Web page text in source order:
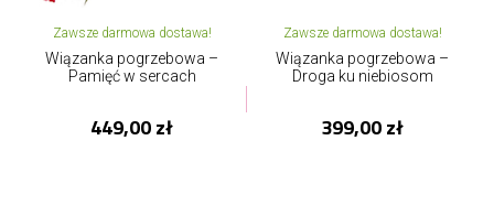
Zawsze darmowa dostawa!
Wiązanka pogrzebowa –
Pamięć w sercach
449,00 zł
Zawsze darmowa dostawa!
Wiązanka pogrzebowa –
Droga ku niebiosom
399,00 zł